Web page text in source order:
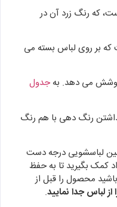
که رنگ زرد آن در
که بر روی لباس بسته می
می دهد. به جدول
رنگ دهی با هم رنگ
لباسشویی درجه دست
سانتی گراد کمک بگیرید تا به حفظ
محصول را قبل از
از لباس جدا نمایید.